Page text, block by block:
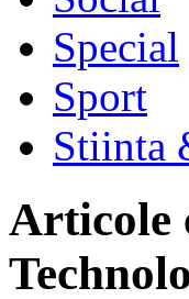
Special
Sport
Stiinta
Articole